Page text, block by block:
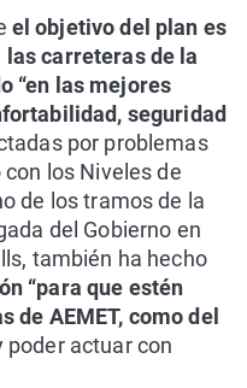
el objetivo del plan es
carreteras de la
“en las mejores
seguridad
por problemas
con los Niveles de
de los tramos de la
del Gobierno en
también ha hecho
“para que estén
de AEMET, como del
actuar con